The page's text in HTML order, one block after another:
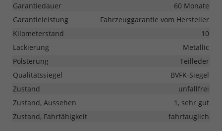
Garantiedauer
60 Monate
Garantieleistung
Fahrzeuggarantie vom Hersteller
Kilometerstand
10
Lackierung
Metallic
Polsterung
Teilleder
Qualitätssiegel
BVFK-Siegel
Zustand
unfallfrei
Zustand, Aussehen
1, sehr gut
Zustand, Fahrfähigkeit
fahrtauglich